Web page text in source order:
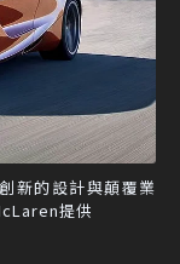
新的設計與顛覆業
提供